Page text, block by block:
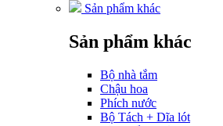
Sản phẩm khác
Sản phẩm khác
Bộ nhà tắm
Chậu hoa
Phích nước
Bộ Tách + Dĩa lót